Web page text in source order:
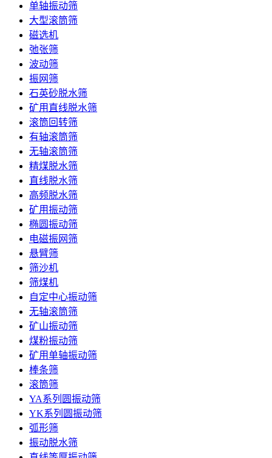
单轴振动筛
大型滚筒筛
磁选机
弛张筛
波动筛
振网筛
石英砂脱水筛
矿用直线脱水筛
滚筒回转筛
有轴滚筒筛
无轴滚筒筛
精煤脱水筛
直线脱水筛
高频脱水筛
矿用振动筛
椭圆振动筛
电磁振网筛
悬臂筛
筛沙机
筛煤机
自定中心振动筛
无轴滚筒筛
矿山振动筛
煤粉振动筛
矿用单轴振动筛
棒条筛
滚筒筛
YA系列圆振动筛
YK系列圆振动筛
弧形筛
振动脱水筛